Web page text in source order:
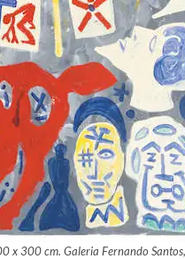
x 300 cm. Galeria Fernando